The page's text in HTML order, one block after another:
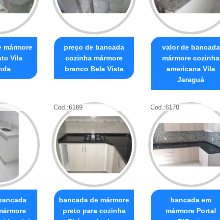
mármore
Vila
preço de bancada
cozinha mármore
branco Bela Vista
valor de bancada
mármore cozinha
americana Vila
Jaraguá
Cod.:6169
bancada de mármore
preto para cozinha
Cod.:6170
bancada em
mármore Portal